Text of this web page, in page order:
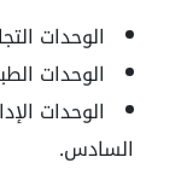
الوحدات
الوحدات
الوحدات
السادس.